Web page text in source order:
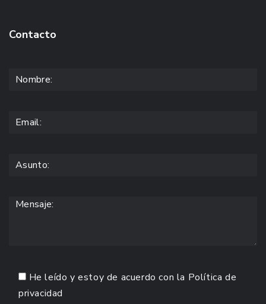
Contacto
He leído y estoy de acuerdo con la Política de
privacidad